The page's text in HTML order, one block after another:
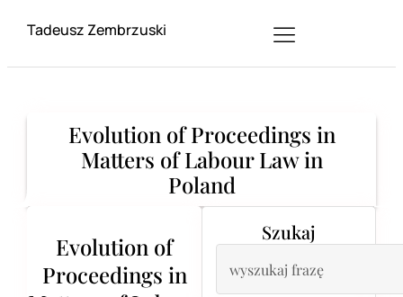
Tadeusz Zembrzuski
Evolution of Proceedings in
Matters of Labour Law in
Poland
Evolution of
Proceedings in
Szukaj